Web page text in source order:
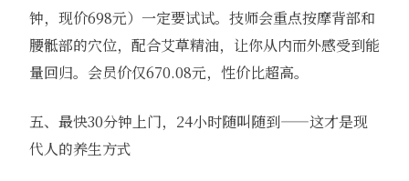
钟，现价698元）一定要试试。技师会重点按摩背部和
腰骶部的穴位，配合艾草精油，让你从内而外感受到能
量回归。会员价仅670.08元，性价比超高。
五、最快30分钟上门，24小时随叫随到——这才是现
代人的养生方式